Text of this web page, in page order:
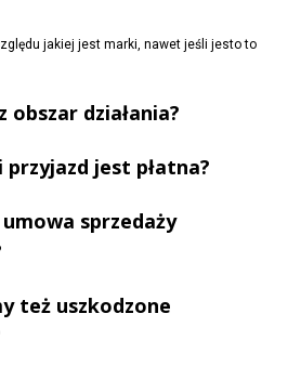
jakiej jest marki, nawet jeśli jesto to
obszar działania?
przyjazd jest płatna?
sprzedaży
też uszkodzone